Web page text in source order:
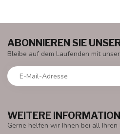
WEITERE
Gerne helfen wir Ihnen bei all Ihren
ABONNIEREN SIE
Bleibe auf dem Laufenden mit